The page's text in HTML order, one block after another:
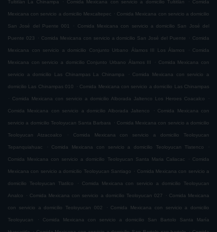
Tultitlán La Chinampa Comida Mexicana con servicio a domicilio Tultitlán Comida
Mexicana con servicio a domicilio Mexcaltepec . Comida Mexicana con servicio a domicilio
San José del Puente 001 . Comida Mexicana con servicio a domicilio San José del
Puente 023 . Comida Mexicana con servicio a domicilio San José del Puente . Comida
Mexicana con servicio a domicilio Conjunto Urbano Álamos III Los Álamos . Comida
Mexicana con servicio a domicilio Conjunto Urbano Álamos III . Comida Mexicana con
servicio a domicilio Las Chinampas La Chinampa . Comida Mexicana con servicio a
domicilio Las Chinampas 010 . Comida Mexicana con servicio a domicilio Las Chinampas
.
Comida Mexicana con servicio a domicilio Alborada Jaltenco Los Heroes Coacalco .
Comida Mexicana con servicio a domicilio Alborada Jaltenco . Comida Mexicana con
servicio a domicilio Teoloyucan Santa Barbara . Comida Mexicana con servicio a domicilio
Teoloyucan Atzacoalco . Comida Mexicana con servicio a domicilio Teoloyucan
Tepanquiahuac . Comida Mexicana con servicio a domicilio Teoloyucan Tlatenco .
Comida Mexicana con servicio a domicilio Teoloyucan Santa Maria Caliacac . Comida
Mexicana con servicio a domicilio Teoloyucan Santiago . Comida Mexicana con servicio a
domicilio Teoloyucan Tlatilco . Comida Mexicana con servicio a domicilio Teoloyucan
Analco . Comida Mexicana con servicio a domicilio Teoloyucan 027 . Comida Mexicana
con servicio a domicilio Teoloyucan 002 . Comida Mexicana con servicio a domicilio
Teoloyucan . Comida Mexicana con servicio a domicilio San Bartolo Santa María
. .